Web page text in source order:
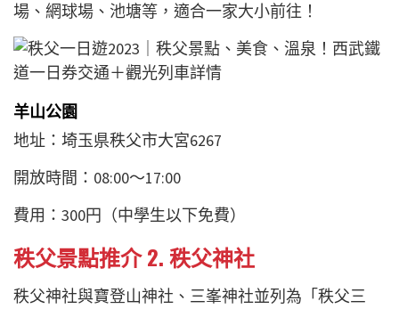
場、網球場、池塘等，適合一家大小前往！
羊山公園
地址：埼玉県秩父市大宮6267
開放時間：08:00～17:00
費用：300円（中學生以下免費）
秩父景點推介 2.秩父神社
秩父神社與寶登山神社、三峯神社並列為「秩父三